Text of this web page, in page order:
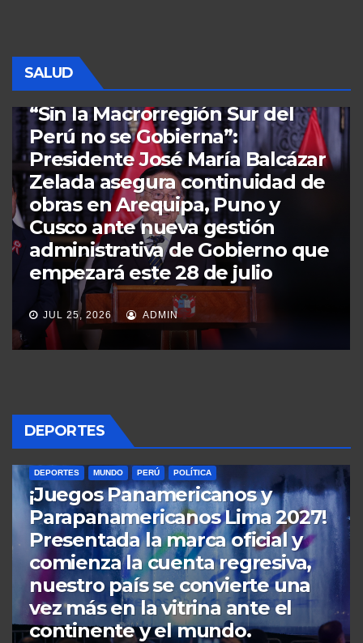
SALUD
PERÚ SALUD
“Convenio Estratégico
‘SUSALUD y Universidad
Peruana Cayetano Heredia’ se
unen para proteger los
derechos en salud y lanzan
INNOVATÓN ,alianza entre: ​
ciencia, tecnología y academia
al servicio del usuario”.
JUL 8, 2026 ADMIN
DEPORTES
DEPORTES MUNDO POLÍTICA
Copa Mundial de la FIFA 2026:
¿Fiesta o distracción?
Disfrutemos el ‘Mundial’ sin
dejar de vigilar nuestra
realidad. La ‘Cortina de Humo’
de los gobiernos que viven a
espaldas de la voluntad
popular.